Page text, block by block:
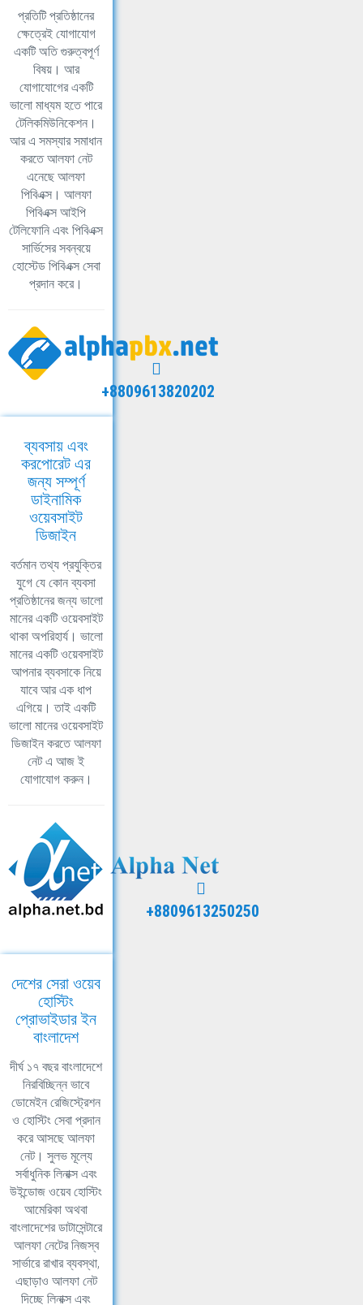
প্রতিটি প্রতিষ্ঠানের
ক্ষেত্রেই যোগাযোগ
একটি অতি গুরুত্বপূর্ণ
বিষয়। আর
যোগাযোগের একটি
ভালো মাধ্যম হতে পারে
টেলিকমিউনিকেশন।
আর এ সমস্যার সমাধান
করতে আলফা নেট
এনেছে আলফা
পিবিএক্স। আলফা
পিবিএক্স আইপি
টেলিফোনি এবং পিবিএক্স
সার্ভিসের সবন্বয়ে
হোস্টেড পিবিএক্স সেবা
প্রদান করে।
+8809613820202
ব্যবসায় এবং
করপোরেট এর
জন্য সম্পূর্ণ
ডাইনামিক
ওয়েবসাইট
ডিজাইন
বর্তমান তথ্য প্রযুক্তির
যুগে যে কোন ব্যবসা
প্রতিষ্ঠানের জন্য ভালো
মানের একটি ওয়েবসাইট
থাকা অপরিহার্য। ভালো
মানের একটি ওয়েবসাইট
আপনার ব্যবসাকে নিয়ে
যাবে আর এক ধাপ
এগিয়ে। তাই একটি
ভালো মানের ওয়েবসাইট
ডিজাইন করতে আলফা
নেট এ আজ ই
যোগাযোগ করুন।
+8809613250250
দেশের সেরা ওয়েব
হোস্টিং
প্রোভাইডার ইন
বাংলাদেশ
দীর্ঘ ১৭ বছর বাংলাদেশে
নিরবিচ্ছিন্ন ভাবে
ডোমেইন রেজিস্ট্রেশন
ও হোস্টিং সেবা প্রদান
করে আসছে আলফা
নেট। সুলভ মূল্যে
সর্বাধুনিক লিনাক্স এবং
উইন্ডোজ ওয়েব হোস্টিং
আমেরিকা অথবা
বাংলাদেশের ডাটাসেন্টারে
আলফা নেটের নিজস্ব
সার্ভারে রাখার ব্যবস্থা,
এছাড়াও আলফা নেট
দিচ্ছে লিনাক্স এবং